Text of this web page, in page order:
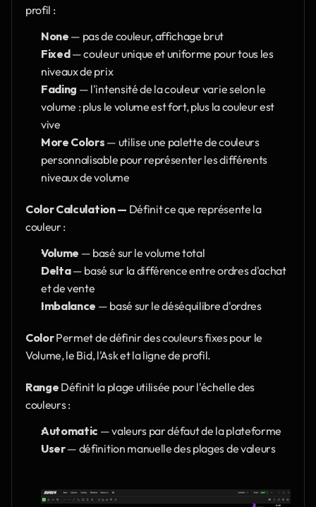
profil :
None — pas de couleur, affichage brut
Fixed — couleur unique et uniforme pour tous les
niveaux de prix
Fading — l'intensité de la couleur varie selon le
volume : plus le volume est fort, plus la couleur est
vive
More Colors — utilise une palette de couleurs
personnalisable pour représenter les différents
niveaux de volume
Color Calculation — Définit ce que représente la
couleur :
Volume — basé sur le volume total
Delta — basé sur la différence entre ordres d'achat
et de vente
Imbalance — basé sur le déséquilibre d'ordres
Color Permet de définir des couleurs fixes pour le
Volume, le Bid, l'Ask et la ligne de profil.
Range Définit la plage utilisée pour l'échelle des
couleurs :
Automatic — valeurs par défaut de la plateforme
User — définition manuelle des plages de valeurs